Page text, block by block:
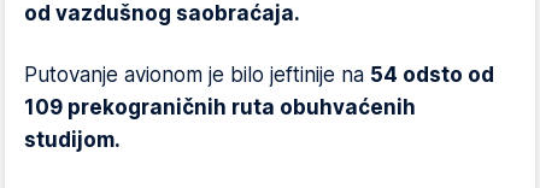
od vazdušnog saobraćaja.
Putovanje avionom je bilo jeftinije na 54 odsto od
109 prekograničnih ruta obuhvaćenih
studijom.